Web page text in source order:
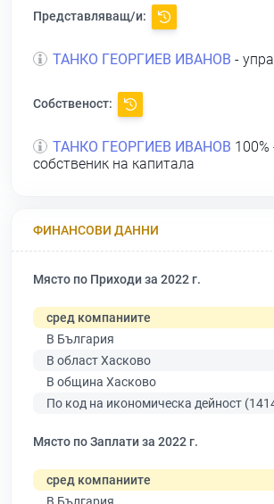
Представляващ/и:
ТАНКО ГЕОРГИЕВ ИВАНОВ -
Собственост:
ТАНКО ГЕОРГИЕВ ИВАНОВ 100%
собственик на капитала
ФИНАНСОВИ ДАННИ
Място по Приходи за 2022 г.
сред компаниите
В България
В област Хасково
В община Хасково
По код на икономическа дейност
Място по Заплати за 2022 г.
сред компаниите